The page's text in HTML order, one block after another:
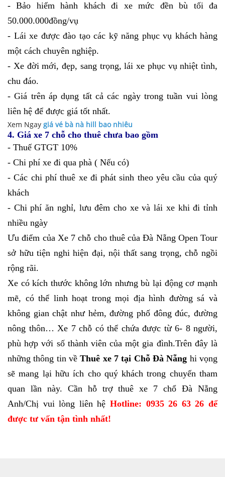
- Bảo hiểm hành khách đi xe mức đền bù tối đa
50.000.000đồng/vụ
- Lái xe được đào tạo các kỹ năng phục vụ khách hàng
một cách chuyên nghiệp.
- Xe đời mới, đẹp, sang trọng, lái xe phục vụ nhiệt tình,
chu đáo.
- Giá trên áp dụng tất cả các ngày trong tuần vui lòng
liên hệ để được giá tốt nhất.
Xem Ngay giá vé bà nà hill bao nhiêu
4. Giá xe 7 chỗ cho thuê chưa bao gồm
- Thuế GTGT 10%
- Chi phí xe đi qua phà ( Nếu có)
- Các chi phí thuê xe đi phát sinh theo yêu cầu của quý
khách
- Chi phí ăn nghỉ, lưu đêm cho xe và lái xe khi đi tỉnh
nhiều ngày
Ưu điểm của Xe 7 chỗ cho thuê của Đà Nẵng Open Tour
sở hữu tiện nghi hiện đại, nội thất sang trọng, chỗ ngồi
rộng rãi.
Xe có kích thước không lớn nhưng bù lại động cơ mạnh
mẽ, có thể linh hoạt trong mọi địa hình đường sá và
không gian chật như hẻm, đường phố đông đúc, đường
nông thôn… Xe 7 chỗ có thể chứa được từ 6- 8 người,
phù hợp với số thành viên của một gia đình.Trên đây là
những thông tin vềThuê xe 7 tại Chỗ Đà Nẵng hi vọng
sẽ mang lại hữu ích cho quý khách trong chuyến tham
quan lần này. Cần hỗ trợ thuê xe 7 chổ Đà Nẵng
Anh/Chị vui lòng liên hệ Hotline: 0935 26 63 26 để
được tư vấn tận tình nhất!